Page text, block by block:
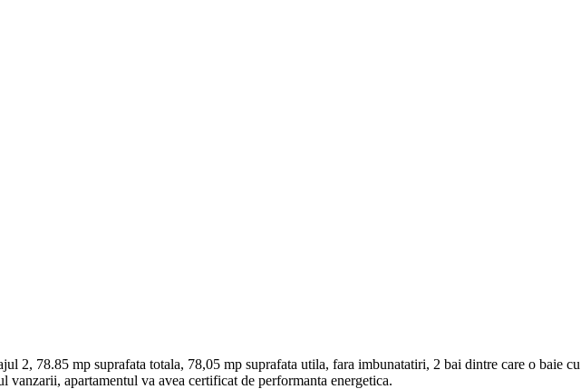
2, 78.85 mp suprafata totala, 78,05 mp suprafata utila, fara imbunatatiri, 2 bai dintre care o baie
apartamentul va avea certificat de performanta energetica.